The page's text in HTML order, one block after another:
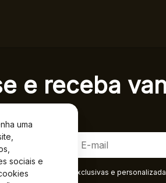
uma
sociais e
e receba
informações exclusivas e